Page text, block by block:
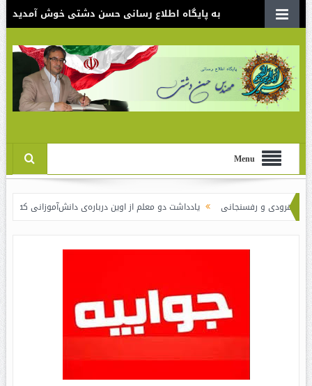
به پایگاه اطلاع رسانی حسن دشتی خوش آمدید
Menu
و رفسنجانی یادداشت دو معلم از اوین درباره‌ی دانش‌آموزانی که سوختند